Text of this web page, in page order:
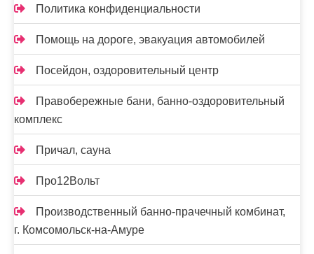
Политика конфиденциальности
Помощь на дороге, эвакуация автомобилей
Посейдон, оздоровительный центр
Правобережные бани, банно-оздоровительный
комплекс
Причал, сауна
Про12Вольт
Производственный банно-прачечный комбинат,
г. Комсомольск-на-Амуре